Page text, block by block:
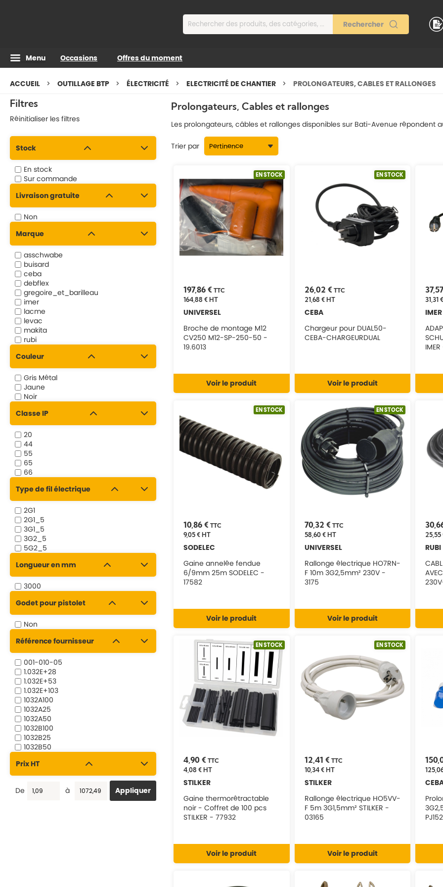
Menu Occasions Offres du moment
ACCUEIL OUTILLAGE BTP ÉLECTRICITÉ ELECTRICITÉ DE CHANTIER PROLONGATEURS, CABLES ET RALLONGES
Filtres
Réinitialiser les filtres
Stock
En stock
Sur commande
Livraison gratuite
Non
Marque
asschwabe
buisard
ceba
debflex
gregoire_et_barilleau
imer
lacme
levac
makita
rubi
stilker
universel
velamp
Couleur
Gris Métal
Jaune
Noir
Classe IP
20
44
55
65
66
Type de fil électrique
2G1
2G1_5
3G1_5
3G2_5
5G2_5
Longueur en mm
3000
Godet pour pistolet
Non
Référence fournisseur
001-010-05
1.032E+28
1.032E+53
1.032E+103
1032A100
1032A25
1032A50
1032B100
1032B25
1032B50
1032C25
1032C50
1032D25
Prix HT
De à
Prolongateurs, Cables et rallonges
Les prolongateurs, câbles et rallonges disponibles sur Bati-Avenue répondent
Trier par
EN STOCK
197,86 € TTC
164,88 €HT
UNIVERSEL
Broche de montage M12
CV250 M12-SP-250-50 -
19.6013
Voir le produit
EN STOCK
26,02 € TTC
21,68 €HT
CEBA
Chargeur pour DUAL50-
CEBA-CHARGEURDUAL
Voir le produit
31,31 €
IMER
EN STOCK
10,86 € TTC
9,05 €HT
SODELEC
Gaine annelée fendue
6/9mm 25m SODELEC -
17582
Voir le produit
EN STOCK
70,32 € TTC
58,60 €HT
UNIVERSEL
Rallonge électrique HO7RN-
F 10m 3G2,5mm² 230V -
3175
Voir le produit
25,55
RUBI
EN STOCK
4,90 € TTC
4,08 €HT
STILKER
Gaine thermorétractable
noir - Coffret de 100 pcs
STILKER - 77932
Voir le produit
EN STOCK
12,41 € TTC
10,34 €HT
STILKER
Rallonge électrique HO5VV-
F 5m 3G1,5mm² STILKER -
03165
Voir le produit